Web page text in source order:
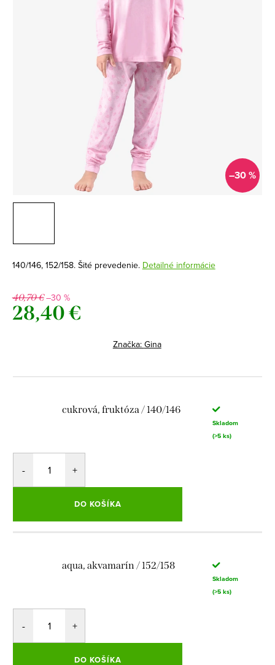
–30 %
140/146, 152/158. Šité prevedenie. Detailné informácie
40,70 €–30 %
28,40 €
Značka: Gina
cukrová, fruktóza / 140/146
Skladom
(>5 ks)
DO KOŠÍKA
aqua, akvamarín / 152/158
Skladom
(>5 ks)
DO KOŠÍKA